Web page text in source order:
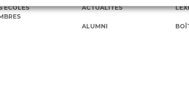
ÉCOLES
ACTUALITÉS
ALUMNI